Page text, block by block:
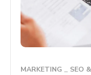
MARKETING SEO